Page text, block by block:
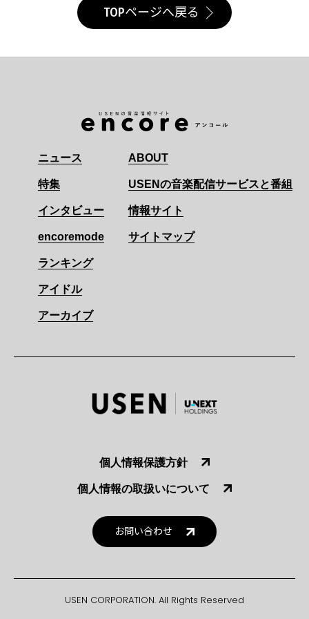
TOPページへ戻る
ニュース
特集
インタビュー
encoremode
ランキング
アイドル
アーカイブ
ABOUT
USENの音楽配信サービスと番組
情報サイト
サイトマップ
個人情報保護方針
個人情報の取扱いについて
お問い合わせ
USEN CORPORATION. All Rights Reserved